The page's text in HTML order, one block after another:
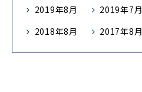
2019年8月
2019年7月
2018年8月
2017年8月